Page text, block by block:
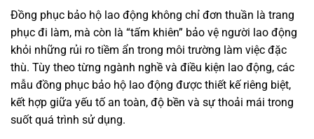
Đồng phục bảo hộ lao động không chỉ đơn thuần là trang
phục đi làm, mà còn là “tấm khiên” bảo vệ người lao động
khỏi những rủi ro tiềm ẩn trong môi trường làm việc đặc
thù. Tùy theo từng ngành nghề và điều kiện lao động, các
mẫu đồng phục bảo hộ lao động được thiết kế riêng biệt,
kết hợp giữa yếu tố an toàn, độ bền và sự thoải mái trong
suốt quá trình sử dụng.